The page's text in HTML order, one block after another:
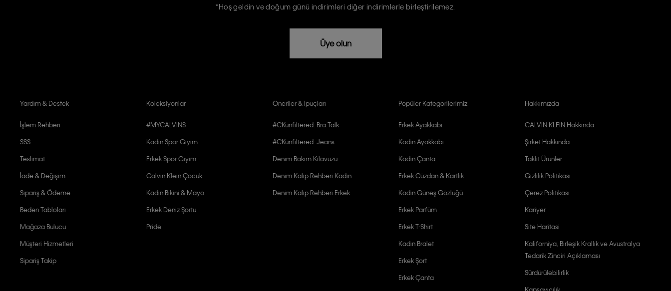
*Hoş geldin ve doğum günü indirimleri diğer indirimlerle birleştirilemez.
Üye olun
Yardım & Destek
İşlem Rehberi
SSS
Teslimat
İade & Değişim
Sipariş & Ödeme
Beden Tabloları
Mağaza Bulucu
Müşteri Hizmetleri
Sipariş Takip
Koleksiyonlar
#MYCALVINS
Kadın Spor Giyim
Erkek Spor Giyim
Calvin Klein Çocuk
Kadın Bikini & Mayo
Erkek Deniz Şortu
Pride
Öneriler & İpuçları
#CKunfiltered: Bra Talk
#CKunfiltered: Jeans
Denim Bakım Kılavuzu
Denim Kalıp Rehberi Kadın
Denim Kalıp Rehberi Erkek
Popüler Kategorilerimiz
Erkek Ayakkabı
Kadın Ayakkabı
Kadın Çanta
Erkek Cüzdan & Kartlık
Kadın Güneş Gözlüğü
Erkek Parfüm
Erkek T-Shirt
Kadın Bralet
Erkek Şort
Erkek Çanta
Hakkımızda
CALVIN KLEIN Hakkında
Şirket Hakkında
Taklit Ürünler
Gizlilik Politikası
Çerez Politikası
Kariyer
Site Haritasi
Kaliforniya, Birleşik Krallık ve Avustralya
Tedarik Zinciri Açıklaması
Sürdürülebilirlik